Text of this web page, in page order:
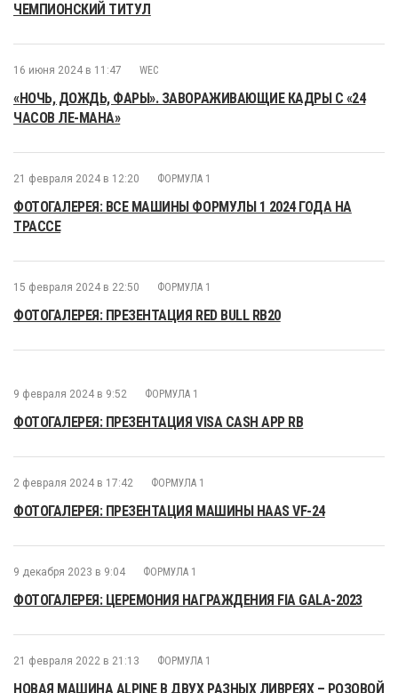
ЧЕМПИОНСКИЙ ТИТУЛ
16 июня 2024 в 11:47 WEC
«НОЧЬ, ДОЖДЬ, ФАРЫ». ЗАВОРАЖИВАЮЩИЕ КАДРЫ С «24
ЧАСОВ ЛЕ-МАНА»
21 февраля 2024 в 12:20 ФОРМУЛА 1
ФОТОГАЛЕРЕЯ: ВСЕ МАШИНЫ ФОРМУЛЫ 1 2024 ГОДА НА
ТРАССЕ
15 февраля 2024 в 22:50 ФОРМУЛА 1
ФОТОГАЛЕРЕЯ: ПРЕЗЕНТАЦИЯ RED BULL RB20
9 февраля 2024 в 9:52 ФОРМУЛА 1
ФОТОГАЛЕРЕЯ: ПРЕЗЕНТАЦИЯ VISA CASH APP RB
2 февраля 2024 в 17:42 ФОРМУЛА 1
ФОТОГАЛЕРЕЯ: ПРЕЗЕНТАЦИЯ МАШИНЫ HAAS VF-24
9 декабря 2023 в 9:04 ФОРМУЛА 1
ФОТОГАЛЕРЕЯ: ЦЕРЕМОНИЯ НАГРАЖДЕНИЯ FIA GALA-2023
21 февраля 2022 в 21:13 ФОРМУЛА 1
НОВАЯ МАШИНА ALPINE В ДВУХ РАЗНЫХ ЛИВРЕЯХ – РОЗОВОЙ